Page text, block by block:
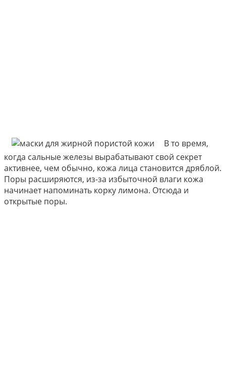
В то время,
когда сальные железы вырабатывают свой секрет
активнее, чем обычно, кожа лица становится дряблой.
Поры расширяются, из-за избыточной влаги кожа
начинает напоминать корку лимона. Отсюда и
открытые поры.